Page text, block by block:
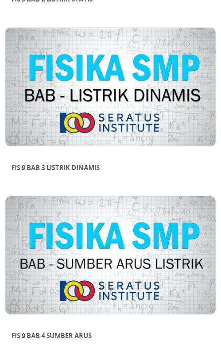
FIS 9 BAB 3 LISTRIK DINAMIS
FIS 9 BAB 4 SUMBER ARUS